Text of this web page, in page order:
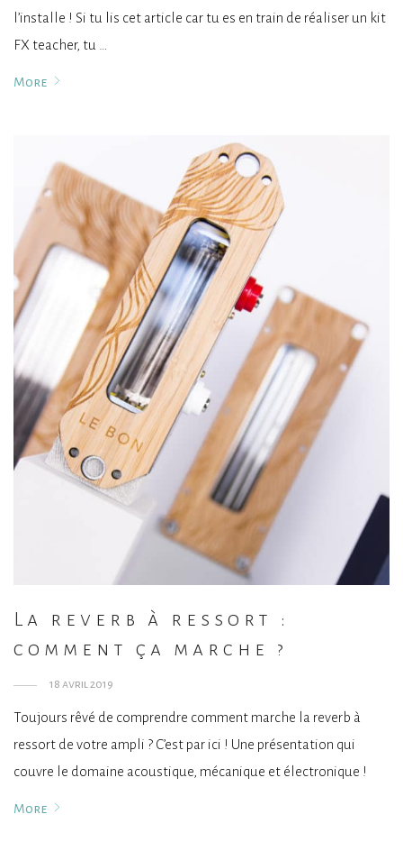
l’installe ! Si tu lis cet article car tu es en train de réaliser un kit
FX teacher, tu …
More
La reverb à ressort :
comment ça marche ?
18 avril 2019
Toujours rêvé de comprendre comment marche la reverb à
ressort de votre ampli ? C’est par ici ! Une présentation qui
couvre le domaine acoustique, mécanique et électronique !
More